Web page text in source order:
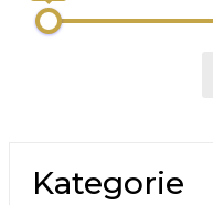
Kategorie